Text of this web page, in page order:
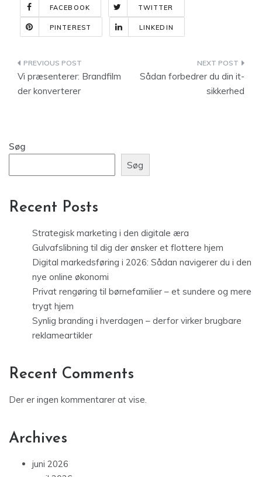
FACEBOOK TWITTER
PINTEREST LINKEDIN
Indlægsnavigation
Vi præsenterer: Brandfilm
der konverterer
Sådan forbedrer du din it-
sikkerhed
Søg
Søg
Recent Posts
Strategisk marketing i den digitale æra
Gulvafslibning til dig der ønsker et flottere hjem
Digital markedsføring i 2026: Sådan navigerer du i den
nye online økonomi
Privat rengøring til børnefamilier – et sundere og mere
trygt hjem
Synlig branding i hverdagen – derfor virker brugbare
reklameartikler
Recent Comments
Der er ingen kommentarer at vise.
Archives
juni 2026